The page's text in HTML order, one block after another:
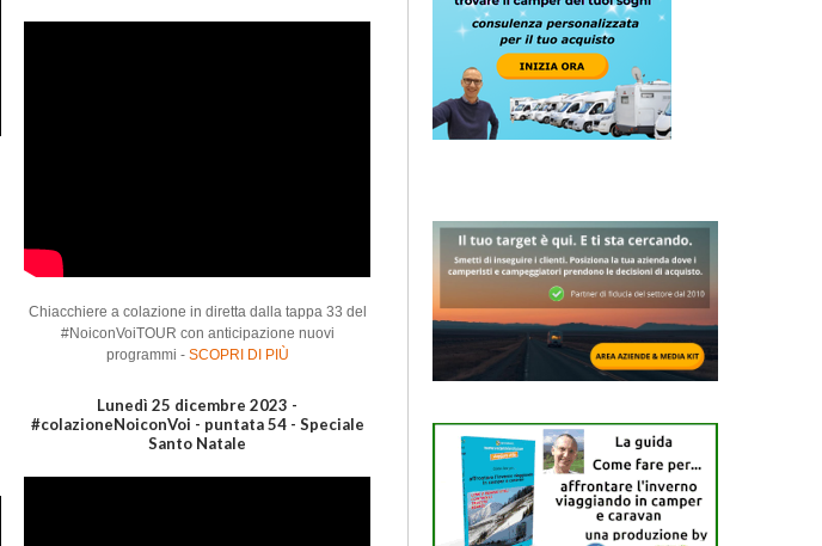
Chiacchiere a colazione in diretta dalla tappa 33 del
#NoiconVoiTOUR con anticipazione nuovi
programmi - SCOPRI DI PIÙ
Lunedì 25 dicembre 2023 -
#colazioneNoiconVoi - puntata 54 - Speciale
Santo Natale